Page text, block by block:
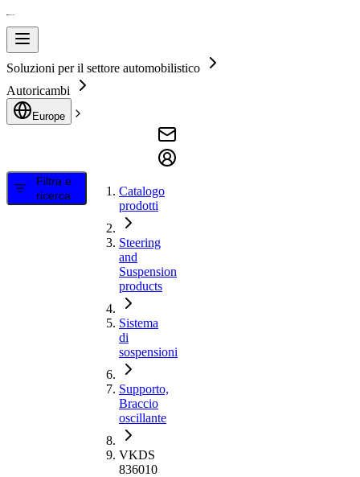
Soluzioni per il settore automobilistico
Autoricambi
Europe
Filtra e
ricerca
Catalogo
prodotti
Steering
and
Suspension
products
Sistema
di
sospensioni
Supporto,
Braccio
oscillante
VKDS
836010